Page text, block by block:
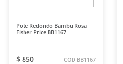
Pote Redondo Bambu Rosa
Fisher Price BB1167
$ 850 COD BB1167